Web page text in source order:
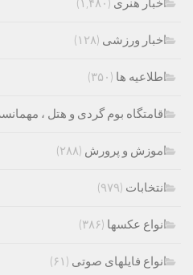
اخبار هنری (۱,۴۸۰)
اخبار ورزشی (۱۲۸)
اطلاعیه ها (۳۵۰)
اقامتگاه بوم گردی و هتل ،
اموزش و پرورش (۲۸۸)
انتخابات (۹۷۹)
انواع عکسها (۳۸۶)
انواع فایلهای صوتی (۶۱)